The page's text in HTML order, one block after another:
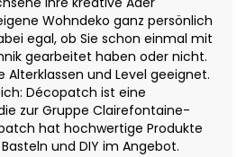
Wohndeko ganz persönlich
egal, ob Sie schon einmal mit
gearbeitet haben oder nicht.
und Level geeignet.
Décopatch ist eine
zur Gruppe Clairefontaine-
hat hochwertige Produkte
und DIY im Angebot.